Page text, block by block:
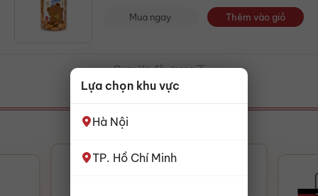
Mua ngay Thêm vào giỏ
Quay lên đầu trang
VÌ SAO THỰC KHÁCH
CHỌN BẾP HOA
Lựa chọn khu vực
Hà Nội
TP. Hồ Chí Minh